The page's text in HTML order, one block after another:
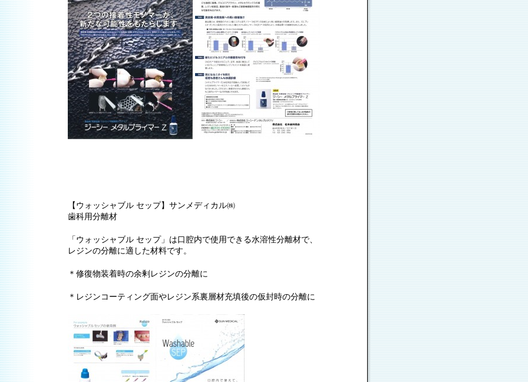
【ウォッシャブル セップ】サンメディカル㈱
歯科用分離材
「ウォッシャブル セップ」は口腔内で使用できる水溶性分離材で、
レジンの分離に適した材料です。
＊修復物装着時の余剰レジンの分離に
＊レジンコーティング面やレジン系裏層材充填後の仮封時の分離に